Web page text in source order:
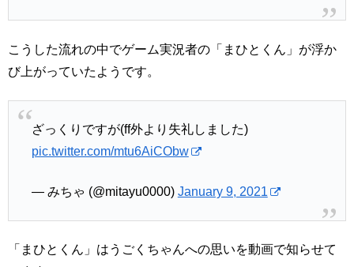
こうした流れの中でゲーム実況者の「まひとくん」が浮か
び上がっていたようです。
ざっくりですが(ff外より失礼しました)
pic.twitter.com/mtu6AiCObw
— みちゃ (@mitayu0000) January 9, 2021
「まひとくん」はうごくちゃんへの思いを動画で知らせて